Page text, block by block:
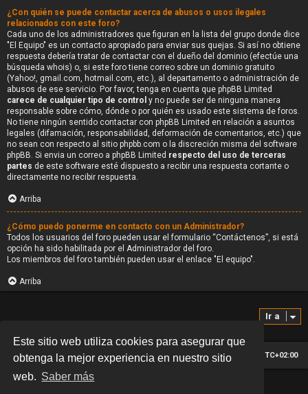
Este sitio web utiliza cookies para asegurar que
obtenga la mejor experiencia en nuestro sitio
web. Saber más
¿Con quién se puede contactar acerca de abusos o usos ilegales
relacionados con este foro?
Cada uno de los administradores que figuran en la lista del grupo donde dice
"El Equipo" es un contacto apropiado para enviar sus quejas. Si así no obtiene
respuesta debería tratar de contactar con el dueño del dominio (efectúe una
búsqueda whois) o, si este foro tiene correo sobre un dominio gratuito
(Yahoo!, gmail.com, hotmail.com, etc.), al departamento o administración de
abusos de ese servicio. Por favor, tenga en cuenta que phpBB Limited
carece de cualquier tipo de control y no puede ser de ninguna manera
responsable sobre cómo, dónde o por quién es usado este sistema de foros.
No tiene ningún sentido contactar con phpBB Limited en relación a asuntos
legales (difamación, responsabilidad, deformación de comentarios, etc.) que
no sean con respecto al sitio phpbb.com o la discreción misma del software
phpBB. Si envia un correo a phpBB Limited respecto del uso de terceras
partes de este software esté dispuesto a recibir una respuesta cortante o
directamente no recibir respuesta.
Arriba
¿Cómo puedo ponerme en contacto con un Administrador?
Todos los usuarios del foro pueden usar el formulario “Contáctenos”, si está
opción ha sido habilitada por el Administrador del foro.
Los miembros del foro también pueden usar el enlace "El equipo".
Arriba
Ir a
Índice general Todos los horarios son UTC+02:00